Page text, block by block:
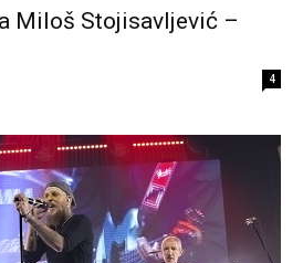
Miloš Stojisavljević –
4